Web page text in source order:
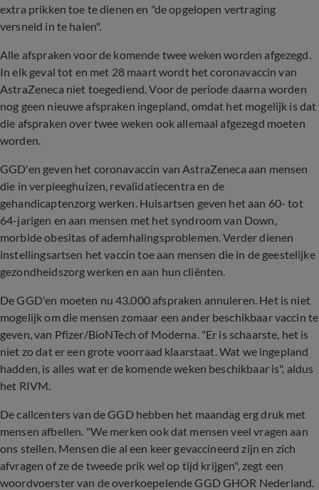
extra prikken toe te dienen en "de opgelopen vertraging
versneld in te halen".
Alle afspraken voor de komende twee weken worden afgezegd.
In elk geval tot en met 28 maart wordt het coronavaccin van
AstraZeneca niet toegediend. Voor de periode daarna worden
nog geen nieuwe afspraken ingepland, omdat het mogelijk is dat
die afspraken over twee weken ook allemaal afgezegd moeten
worden.
GGD'en geven het coronavaccin van AstraZeneca aan mensen
die in verpleeghuizen, revalidatiecentra en de
gehandicaptenzorg werken. Huisartsen geven het aan 60- tot
64-jarigen en aan mensen met het syndroom van Down,
morbide obesitas of ademhalingsproblemen. Verder dienen
instellingsartsen het vaccin toe aan mensen die in de geestelijke
gezondheidszorg werken en aan hun cliënten.
De GGD'en moeten nu 43.000 afspraken annuleren. Het is niet
mogelijk om die mensen zomaar een ander beschikbaar vaccin te
geven, van Pfizer/BioNTech of Moderna. "Er is schaarste, het is
niet zo dat er een grote voorraad klaarstaat. Wat we ingepland
hadden, is alles wat er de komende weken beschikbaar is", aldus
het RIVM.
De callcenters van de GGD hebben het maandag erg druk met
mensen afbellen. "We merken ook dat mensen veel vragen aan
ons stellen. Mensen die al een keer gevaccineerd zijn en zich
afvragen of ze de tweede prik wel op tijd krijgen", zegt een
woordvoerster van de overkoepelende GGD GHOR Nederland.